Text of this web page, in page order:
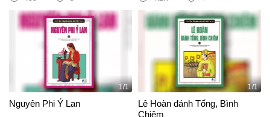
1/1
Nguyên Phi Ỷ Lan
1/1
Lê Hoàn đánh Tống, Bình
Chiêm